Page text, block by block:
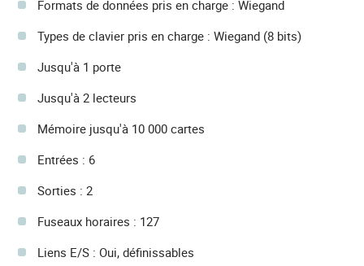
Formats de données pris en charge : Wiegand
Types de clavier pris en charge : Wiegand (8 bits)
Jusqu'à 1 porte
Jusqu'à 2 lecteurs
Mémoire jusqu'à 10 000 cartes
Entrées : 6
Sorties : 2
Fuseaux horaires : 127
Liens E/S : Oui, définissables